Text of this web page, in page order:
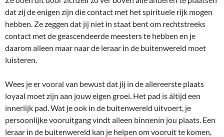
dat zij de enigen zijn die contact met het spirituele rijk mogen
hebben. Ze zeggen dat jij niet in staat bent om rechtstreeks
contact met de geascendeerde meesters te hebben en je
daarom alleen maar naar de leraar in de buitenwereld moet
luisteren.
Wees je er vooral van bewust dat jij in de allereerste plaats
loyaal moet zijn aan jouw eigen groei. Het pad is áltijd een
innerlijk pad. Wat je ook in de buitenwereld uitvoert, je
persoonlijke vooruitgang vindt alleen binnenin jou plaats. Een
leraar in de buitenwereld kan je helpen om vooruit te komen,